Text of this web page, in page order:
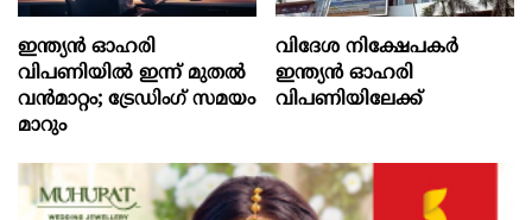
ഇന്ത്യൻ ഓഹരി
വിപണിയിൽ ഇന്ന് മുതൽ
വൻമാറ്റം; ട്രേഡിംഗ് സമയം
മാറും
വിദേശ നിക്ഷേപകര്‍
ഇന്ത്യൻ ഓഹരി
വിപണിയിലേക്ക്